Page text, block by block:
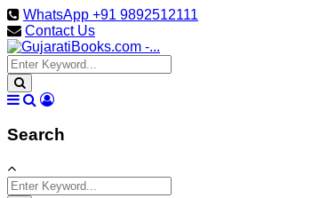
WhatsApp +91 9892512111
Contact Us
Search